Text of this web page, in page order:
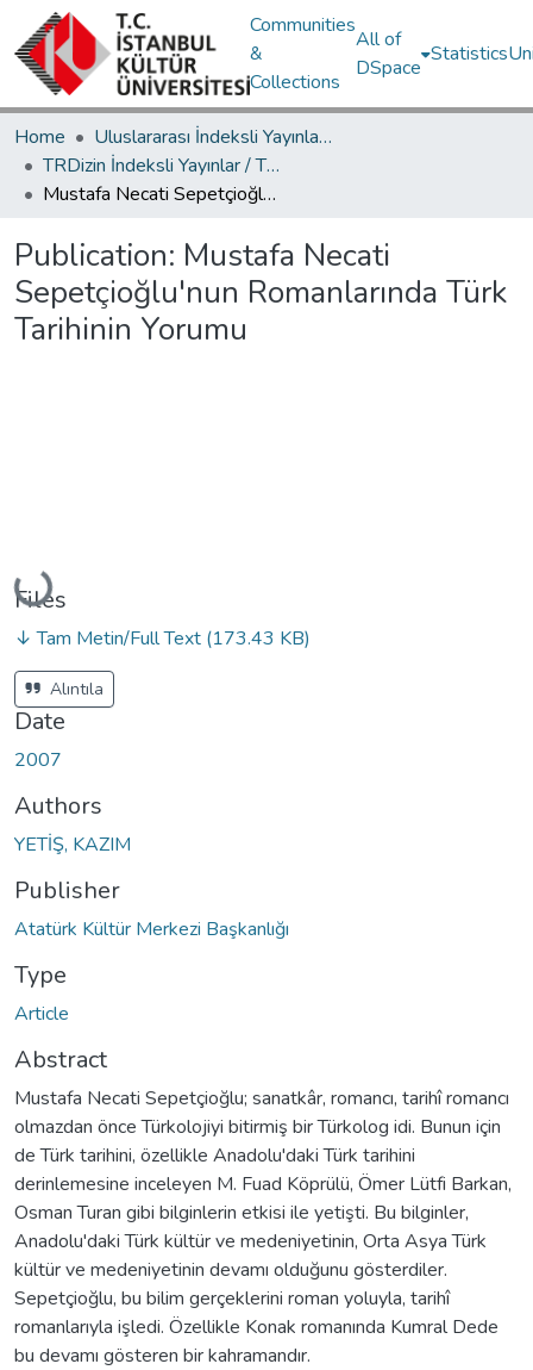
Communities
&
Collections
All of
DSpace
Statistics
Home
Uluslararası İndeksli Yayınlar / International Indexed Publications
TRDizin İndeksli Yayınlar / TRDizin Indexed Publications
Mustafa Necati Sepetçioğlu'nun Romanlarında Türk Tarihinin Yorumu
Publication: Mustafa Necati
Sepetçioğlu'nun Romanlarında Türk
Tarihinin Yorumu
Loading...
Files
↓ Tam Metin/Full Text (173.43 KB)
Alıntıla
Date
2007
Authors
YETİŞ, KAZIM
Publisher
Atatürk Kültür Merkezi Başkanlığı
Type
Article
Abstract
Mustafa Necati Sepetçioğlu; sanatkâr, romancı, tarihî romancı
olmazdan önce Türkolojiyi bitirmiş bir Türkolog idi. Bunun için
de Türk tarihini, özellikle Anadolu'daki Türk tarihini
derinlemesine inceleyen M. Fuad Köprülü, Ömer Lütfi Barkan,
Osman Turan gibi bilginlerin etkisi ile yetişti. Bu bilginler,
Anadolu'daki Türk kültür ve medeniyetinin, Orta Asya Türk
kültür ve medeniyetinin devamı olduğunu gösterdiler.
Sepetçioğlu, bu bilim gerçeklerini roman yoluyla, tarihî
romanlarıyla işledi. Özellikle Konak romanında Kumral Dede
bu devamı gösteren bir kahramandır.